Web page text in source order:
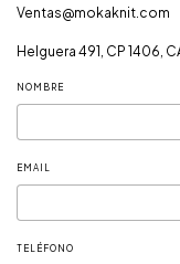
Ventas@mokaknit.com
Helguera 491, CP 1406,
NOMBRE
EMAIL
TELÉFONO